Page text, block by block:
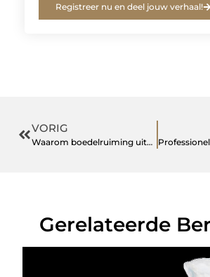
Registreer nu en deel jouw verhaal!
VORIG
Waarom boedelruiming uitbesteden aan een professioneel bedrijf een slimme keuze is
Gerelateerde